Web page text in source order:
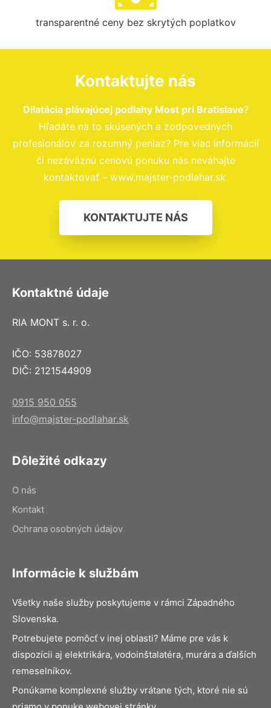
transparentné ceny bez skrytých poplatkov
Kontaktujte nás
Dilatácia plávajúcej podlahy Most pri Bratislave?
Hľadáte na to skúsených a zodpovedných
profesionálov za rozumný peniaz? Pre viac informácií
či nezáväznú cenovú ponuku nás neváhajte
kontaktovať – www.majster-podlahar.sk.
KONTAKTUJTE NÁS
Kontaktné údaje
RIA MONT s. r. o.
IČO: 53878027
DIČ: 2121544909
0915 950 055
info@majster-podlahar.sk
Dôležité odkazy
O nás
Kontakt
Ochrana osobných údajov
Informácie k službám
Všetky naše služby poskytujeme v rámci Západného
Slovenska.
Potrebujete pomôcť v inej oblasti? Máme pre vás k
dispozícii aj elektrikára, vodoinštalatéra, murára a ďalších
remeselníkov.
Ponúkame komplexné služby vrátane tých, ktoré nie sú